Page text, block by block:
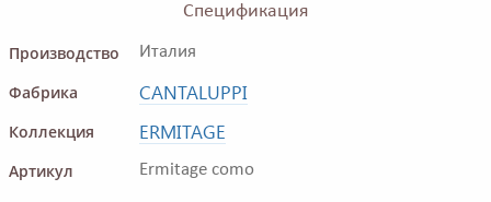
Спецификация
Производство
Италия
Фабрика CANTALUPPI
Коллекция ERMITAGE
Артикул Ermitage como